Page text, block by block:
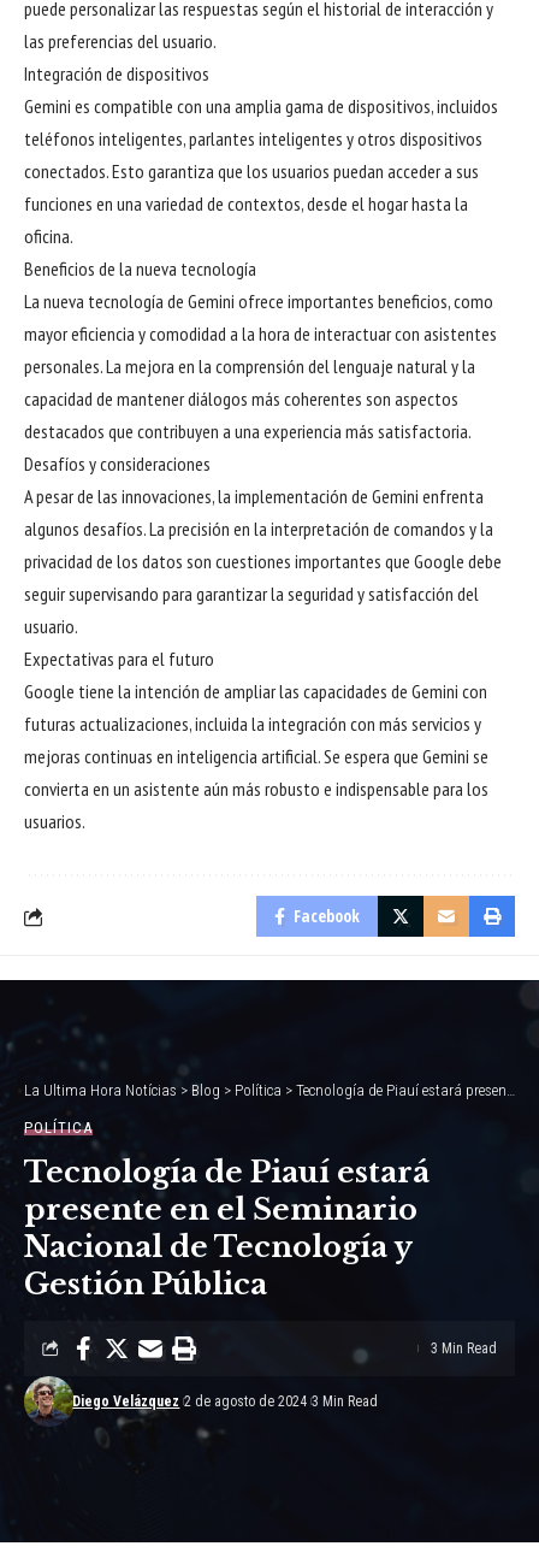
puede personalizar las respuestas según el historial de interacción y
las preferencias del usuario.
Integración de dispositivos
Gemini es compatible con una amplia gama de dispositivos, incluidos
teléfonos inteligentes, parlantes inteligentes y otros dispositivos
conectados. Esto garantiza que los usuarios puedan acceder a sus
funciones en una variedad de contextos, desde el hogar hasta la
oficina.
Beneficios de la nueva tecnología
La nueva tecnología de Gemini ofrece importantes beneficios, como
mayor eficiencia y comodidad a la hora de interactuar con asistentes
personales. La mejora en la comprensión del lenguaje natural y la
capacidad de mantener diálogos más coherentes son aspectos
destacados que contribuyen a una experiencia más satisfactoria.
Desafíos y consideraciones
A pesar de las innovaciones, la implementación de Gemini enfrenta
algunos desafíos. La precisión en la interpretación de comandos y la
privacidad de los datos son cuestiones importantes que Google debe
seguir supervisando para garantizar la seguridad y satisfacción del
usuario.
Expectativas para el futuro
Google tiene la intención de ampliar las capacidades de Gemini con
futuras actualizaciones, incluida la integración con más servicios y
mejoras continuas en inteligencia artificial. Se espera que Gemini se
convierta en un asistente aún más robusto e indispensable para los
usuarios.
Facebook
La Ultima Hora Notícias > Blog > Política > Tecnología de Piauí estará presente en el Seminario Nacional de Tecnología y Gestión Pública
POLÍTICA
Tecnología de Piauí estará
presente en el Seminario
Nacional de Tecnología y
Gestión Pública
Diego Velázquez 2 de agosto de 2024 3 Min Read
3 Min Read